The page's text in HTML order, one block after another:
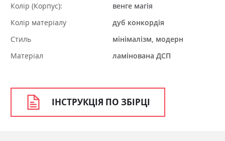
Колір (Корпус):
венге магія
Колір матеріалу
дуб конкордія
Стиль
мінімалізм, модерн
Матеріал
ламінована ДСП
ІНСТРУКЦІЯ ПО ЗБІРЦІ